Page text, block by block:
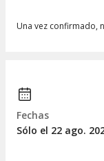
Una vez confirmado,
Fechas
Sólo el 22 ago.